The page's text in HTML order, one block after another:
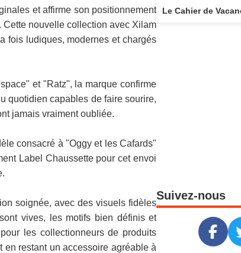
et affirme son positionnement
Cette nouvelle collection avec Xilam
fois ludiques, modernes et chargés
et "Ratz", la marque confirme
quotidien capables de faire sourire,
jamais vraiment oubliée.
consacré à "Oggy et les Cafards"
Label Chaussette pour cet envoi
soignée, avec des visuels fidèles
vives, les motifs bien définis et
les collectionneurs de produits
restant un accessoire agréable à
Suivez-nous